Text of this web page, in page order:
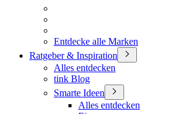
Entdecke alle Marken
Ratgeber & Inspiration
Alles entdecken
tink Blog
Smarte Ideen
Alles entdecken